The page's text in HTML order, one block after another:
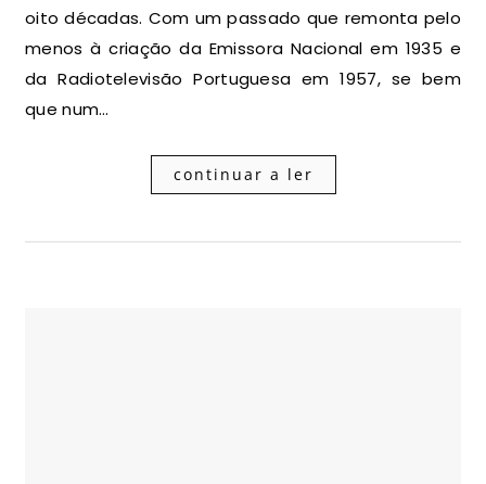
oito décadas. Com um passado que remonta pelo
menos à criação da Emissora Nacional em 1935 e
da Radiotelevisão Portuguesa em 1957, se bem
que num…
continuar a ler